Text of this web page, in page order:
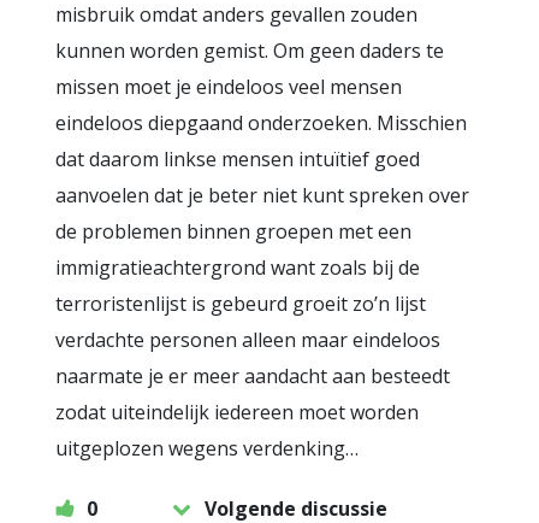
misbruik omdat anders gevallen zouden
kunnen worden gemist. Om geen daders te
missen moet je eindeloos veel mensen
eindeloos diepgaand onderzoeken. Misschien
dat daarom linkse mensen intuïtief goed
aanvoelen dat je beter niet kunt spreken over
de problemen binnen groepen met een
immigratieachtergrond want zoals bij de
terroristenlijst is gebeurd groeit zo’n lijst
verdachte personen alleen maar eindeloos
naarmate je er meer aandacht aan besteedt
zodat uiteindelijk iedereen moet worden
uitgeplozen wegens verdenking…
0 Volgende discussie